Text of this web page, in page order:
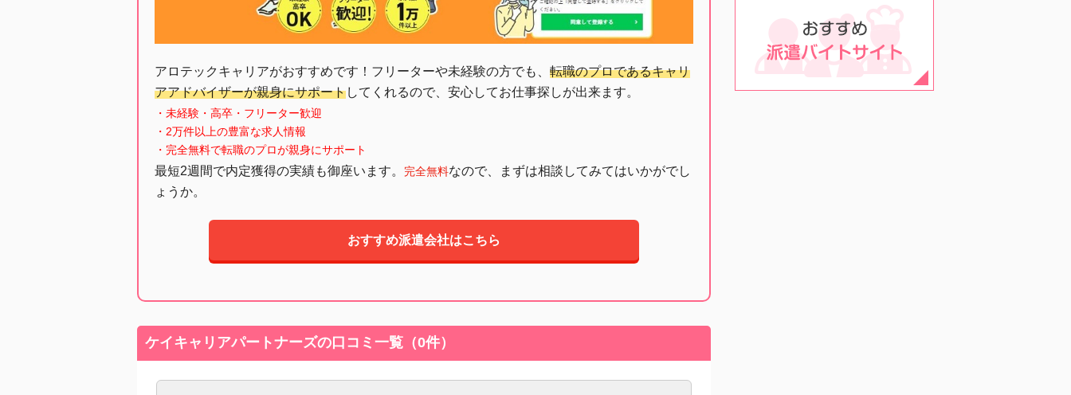
アロテックキャリアがおすすめです！フリーターや未経験の方でも、 転職のプロであるキャリ
アアドバイザーが親身にサポートしてくれるので、安心してお仕事探しが出来ます。
・未経験・高卒・フリーター歓迎
・2万件以上の豊富な求人情報
・完全無料で転職のプロが親身にサポート
最短2週間で内定獲得の実績も御座います。 完全無料なので、まずは相談してみてはいかがでし
ょうか。
おすすめ派遣会社はこちら
ケイキャリアパートナーズの口コミ一覧（0件）